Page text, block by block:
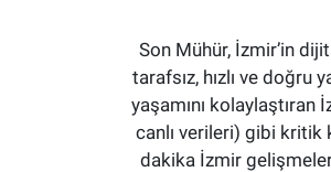
Son Mühür, İzmir’in
tarafsız, hızlı ve doğru
yaşamını
canlı verileri) gibi kritik
dakika İzmir